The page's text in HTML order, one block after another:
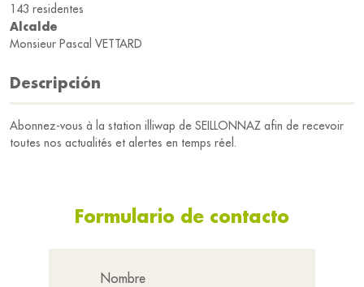
143 residentes
Alcalde
Monsieur Pascal VETTARD
Descripción
Abonnez-vous à la station illiwap de SEILLONNAZ afin de recevoir
toutes nos actualités et alertes en temps réel.
Formulario de contacto
Nombre